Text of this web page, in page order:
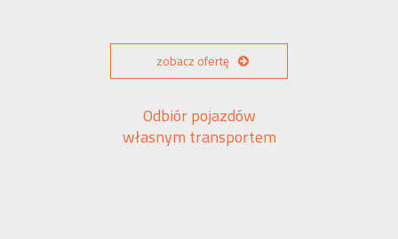
zobacz ofertę
Odbiór pojazdów
własnym transportem